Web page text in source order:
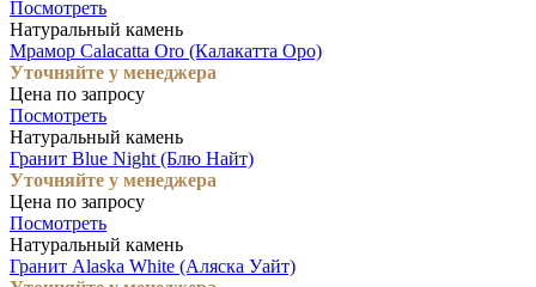
Посмотреть
Натуральный камень
Мрамор Calacatta Oro (Калакатта Оро)
Уточняйте у менеджера
Цена по запросу
Посмотреть
Натуральный камень
Гранит Blue Night (Блю Найт)
Уточняйте у менеджера
Цена по запросу
Посмотреть
Натуральный камень
Гранит Alaska White (Аляска Уайт)